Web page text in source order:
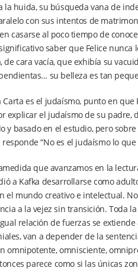
la huida, su búsqueda vana de
con sus intentos de
casarse al poco tiempo de
saber que Felice
de cara vacía, que exhibía su
su belleza es tan
es el judaísmo, punto en
explicar el judaísmo de su
y basado en el estudio, pero
responde “No es el judaísmo lo que
que avanzamos en la
a Kafka desarrollarse como
el mundo creativo e intelectual.
a la vejez sin transición. Toda
relación de fuerzas se
van a depender de la
omnipotente, omnisciente,
parece como si las únicas